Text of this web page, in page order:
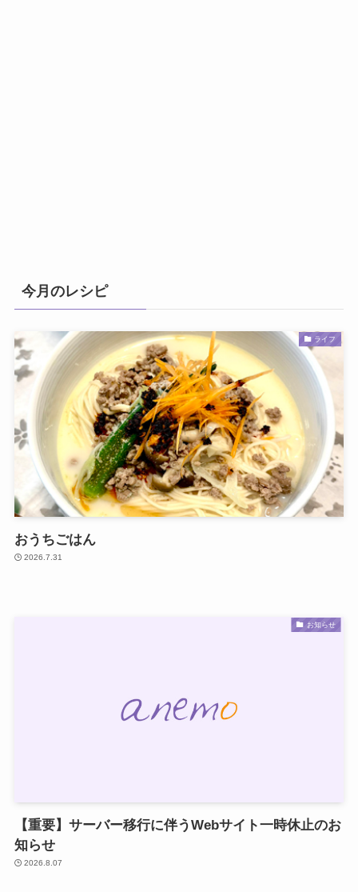
今月のレシピ
ライフ
おうちごはん
2026.7.31
お知らせ
【重要】サーバー移行に伴うWebサイト一時休止のお
知らせ
2026.8.07